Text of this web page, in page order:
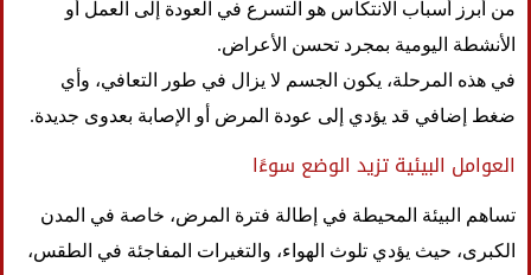
من أبرز أسباب الانتكاس هو التسرع في العودة إلى العمل أو
الأنشطة اليومية بمجرد تحسن الأعراض.
في هذه المرحلة، يكون الجسم لا يزال في طور التعافي، وأي
ضغط إضافي قد يؤدي إلى عودة المرض أو الإصابة بعدوى جديدة.
العوامل البيئية تزيد الوضع سوءًا
تساهم البيئة المحيطة في إطالة فترة المرض، خاصة في المدن
الكبرى، حيث يؤدي تلوث الهواء، والتغيرات المفاجئة في الطقس،